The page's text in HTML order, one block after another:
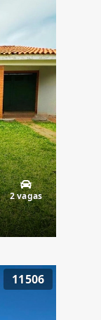
2 vagas
11506